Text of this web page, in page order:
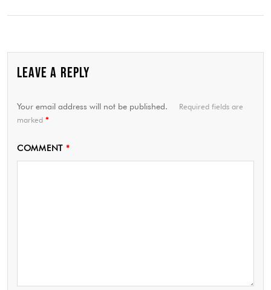
LEAVE A REPLY
Your email address will not be published.
Required fields are
marked *
COMMENT *